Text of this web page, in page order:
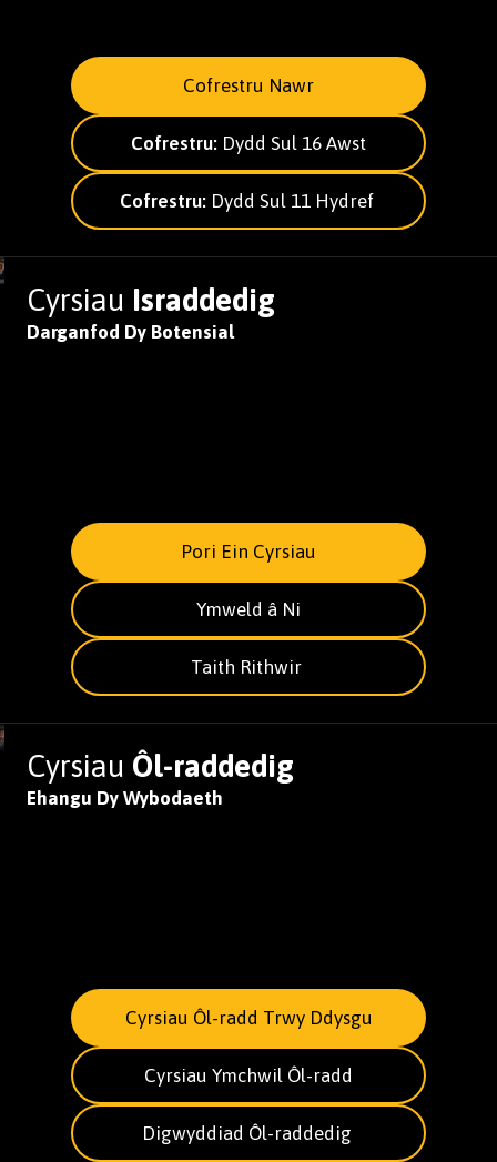
Cofrestru Nawr
Cofrestru: Dydd Sul 16 Awst
Cofrestru:Dydd Sul 11 Hydref
Cyrsiau Israddedig
Darganfod Dy Botensial
Pori Ein Cyrsiau
Ymweld â Ni
Taith Rithwir
Cyrsiau Ôl-raddedig
Ehangu Dy Wybodaeth
Cyrsiau Ôl-radd Trwy Ddysgu
Cyrsiau Ymchwil Ôl-radd
Digwyddiad Ôl-raddedig